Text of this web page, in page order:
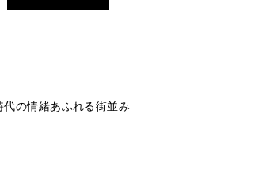
代の情緒あふれる街並み